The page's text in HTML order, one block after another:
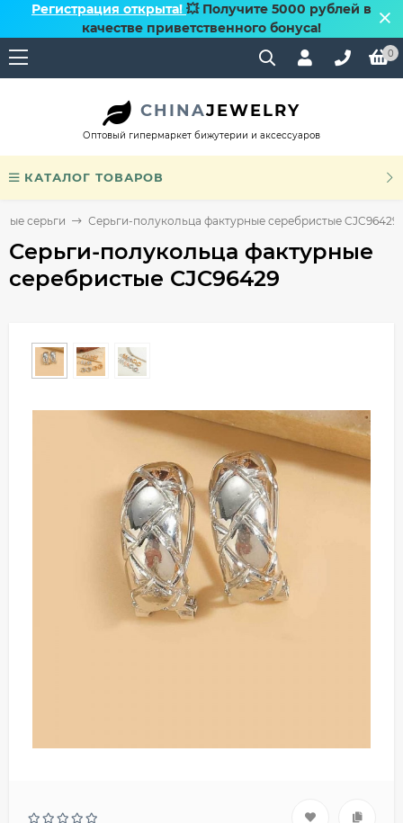
Регистрация открыта! 💥 Получите 5000 рублей в
качестве приветственного бонуса!
0
CHINAJEWELRY
Оптовый гипермаркет бижутерии и аксессуаров
КАТАЛОГ ТОВАРОВ
серьги Серьги-полукольца фактурные серебристые CJC96429
Серьги-полукольца фактурные
серебристые CJC96429